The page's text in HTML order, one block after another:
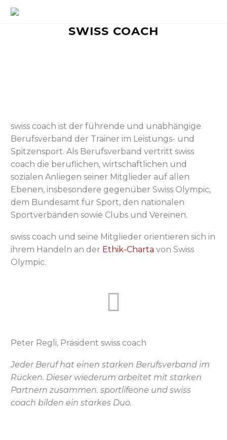
SWISS COACH
swiss coach ist der führende und unabhängige
Berufsverband der Trainer im Leistungs- und
Spitzensport. Als Berufsverband vertritt swiss
coach die beruflichen, wirtschaftlichen und
sozialen Anliegen seiner Mitglieder auf allen
Ebenen, insbesondere gegenüber Swiss Olympic,
dem Bundesamt für Sport, den nationalen
Sportverbänden sowie Clubs und Vereinen.
swiss coach und seine Mitglieder orientieren sich in
ihrem Handeln an der Ethik-Charta von Swiss
Olympic.
Peter Regli, Präsident swiss coach
Jeder Beruf hat einen starken Berufsverband im
Rücken. Dieser wiederum arbeitet mit starken
Partnern zusammen. sportlifeone und swiss
coach bilden ein starkes Duo.